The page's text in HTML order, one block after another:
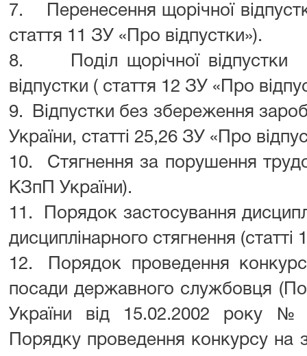
7.
Перенесення щорічної
стаття 11 ЗУ «Про відпустки»).
8.
Поділ щорічної відпустки
відпустки ( стаття 12 ЗУ «Про
9.
Відпустки без збереження
України, статті 25,26 ЗУ «Про
10.
Стягнення за порушення
КЗпП України).
11.
Порядок застосування
дисциплінарного стягнення
12.
Порядок проведення
посади державного службовця
України від 15.02.2002 року
Порядку проведення конкурсу на